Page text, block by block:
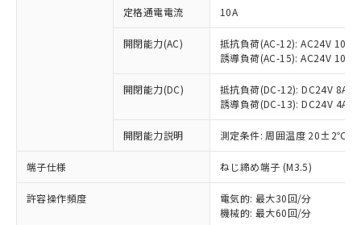
定格通電電流 10A
開閉能力(AC)
抵抗負荷(AC-12): AC24V 10A/
誘導負荷(AC-15): AC24V
開閉能力(DC)
抵抗負荷(DC-12): DC24V 8A/
誘導負荷(DC-13): DC24V 4A/
開閉能力説明 測定条件: 周囲温度 20±2℃、
端子仕様 ねじ締め端子 (M3.5)
許容操作頻度
電気的: 最大30回/分
機械的: 最大60回/分
ご利用条件
以下の条件をお読みいただき、同意のうえ
ご利用ください。
本サービスは、当社制御機器事業取扱
商品の当社在庫状況および標準価格
(税抜)を提供させていただくもので
当社制御機器事業取扱商品の中には、
本サービスの対象外となる商品もある
ことをご了承ください。
対応予定：EU RoHS指令（10物質）の非含
有に対応した製品に切り替える予定のある
対応予定なし：EU RoHS指令（10物質）の
非含有に非対応の商品で、対応品を出す予
定はありません。
調査・確認中：EU RoHS指令（10物質）の
非含有の対応状況を調査中または確認中の
非該当品：ライセンス料など無形物で、有
害物質有無と関係のない商品です。
仕入先様の事情により、非含有部品として
いたものが、含有品と判明した場合などや
※1 中国RoHS○×表
「○」：最大均質材料含有率が中国RoHSの
基準値以下であることを示します。
「×」：最大均質材料含有率が中国RoHSの
基準値を超えていることを示します。
当社は、これら貴社製品のうち、外国